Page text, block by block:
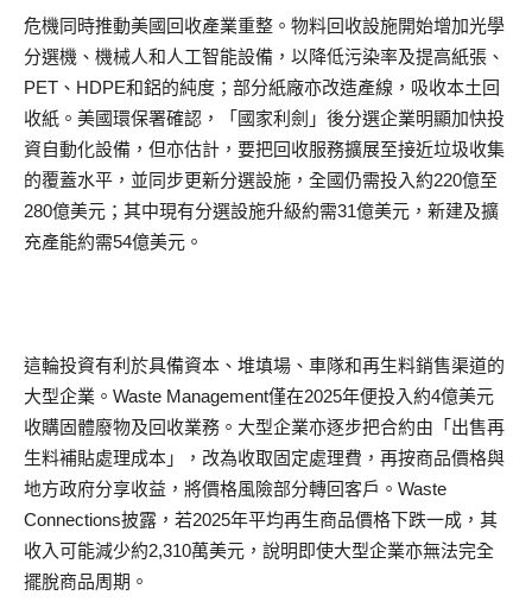
危機同時推動美國回收產業重整。物料回收設施開始增加光學
分選機、機械人和人工智能設備，以降低污染率及提高紙張、
PET、HDPE和鋁的純度；部分紙廠亦改造產線，吸收本土回
收紙。美國環保署確認，「國家利劍」後分選企業明顯加快投
資自動化設備，但亦估計，要把回收服務擴展至接近垃圾收集
的覆蓋水平，並同步更新分選設施，全國仍需投入約220億至
280億美元；其中現有分選設施升級約需31億美元，新建及擴
充產能約需54億美元。
這輪投資有利於具備資本、堆填場、車隊和再生料銷售渠道的
大型企業。Waste Management僅在2025年便投入約4億美元
收購固體廢物及回收業務。大型企業亦逐步把合約由「出售再
生料補貼處理成本」，改為收取固定處理費，再按商品價格與
地方政府分享收益，將價格風險部分轉回客戶。Waste
Connections披露，若2025年平均再生商品價格下跌一成，其
收入可能減少約2,310萬美元，說明即使大型企業亦無法完全
擺脫商品周期。